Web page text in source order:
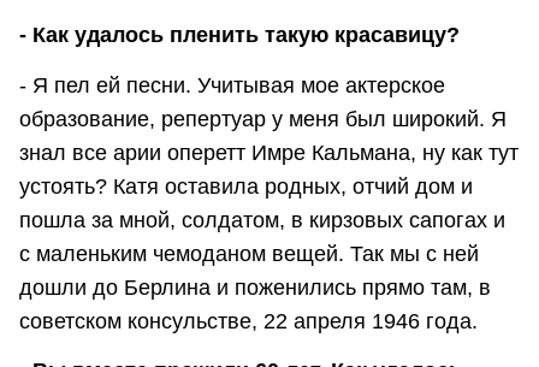
- Как удалось пленить такую красавицу?
- Я пел ей песни. Учитывая мое актерское
образование, репертуар у меня был широкий. Я
знал все арии оперетт Имре Кальмана, ну как тут
устоять? Катя оставила родных, отчий дом и
пошла за мной, солдатом, в кирзовых сапогах и
с маленьким чемоданом вещей. Так мы с ней
дошли до Берлина и поженились прямо там, в
советском консульстве, 22 апреля 1946 года.